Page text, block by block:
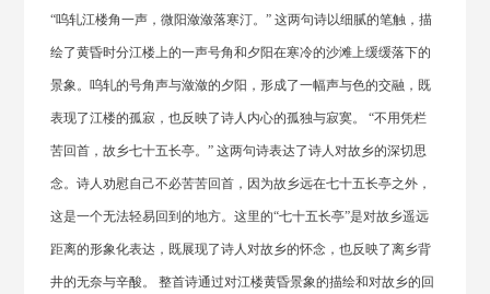
“呜轧江楼角一声，微阳潋潋落寒汀。” 这两句诗以细腻的笔触，描
绘了黄昏时分江楼上的一声号角和夕阳在寒冷的沙滩上缓缓落下的
景象。呜轧的号角声与潋潋的夕阳，形成了一幅声与色的交融，既
表现了江楼的孤寂，也反映了诗人内心的孤独与寂寞。 “不用凭栏
苦回首，故乡七十五长亭。” 这两句诗表达了诗人对故乡的深切思
念。诗人劝慰自己不必苦苦回首，因为故乡远在七十五长亭之外，
这是一个无法轻易回到的地方。这里的“七十五长亭”是对故乡遥远
距离的形象化表达，既展现了诗人对故乡的怀念，也反映了离乡背
井的无奈与辛酸。 整首诗通过对江楼黄昏景象的描绘和对故乡的回